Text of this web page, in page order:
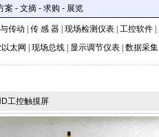
案 - 文摘 - 求购 - 展览
传动 传 感 器 现场检测仪表 工控软件
太网 现场总线 显示调节仪表 数据采集
工控触摸屏